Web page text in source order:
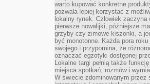
warto kupować konkretne
pozwala lepiej korzystać z
lokalny rynek. Człowiek zaczyna
pierwsze nowalijki, późniejsze
grzyby czy zimowe kiszonki, a
być monotonne. Każda pora
swojego i przypomina, że
oznaczać egzotyki dostępnej
Lokalne targi pełnią także
miejsca spotkań, rozmów i
W świecie zdominowanym przez